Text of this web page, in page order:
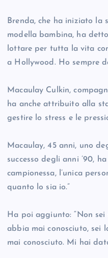
Brenda, che ha iniziato la
modella bambina, ha
lottare per tutta la vita
a Hollywood. Ho sempre
Macaulay Culkin,
ha anche attribuito alla
gestire lo stress e le
Macaulay, 45 anni, uno
successo degli anni ’90,
campionessa, l’unica
quanto lo sia io.”
Ha poi aggiunto: “Non
abbia mai conosciuto, sei
mai conosciuto. Mi hai